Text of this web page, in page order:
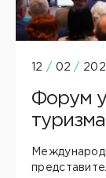
12 / 02 /
Форум